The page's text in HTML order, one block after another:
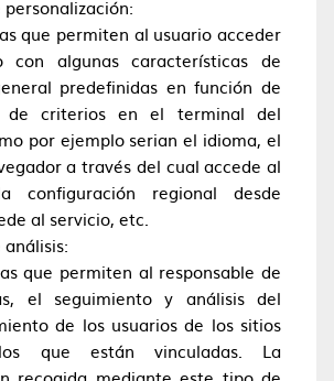
personalización:
que permiten al usuario acceder
con algunas características de
predefinidas en función de
de criterios en el terminal del
por ejemplo serian el idioma, el
a través del cual accede al
configuración regional desde
al servicio, etc.
que permiten al responsable de
el seguimiento y análisis del
de los usuarios de los sitios
que están vinculadas. La